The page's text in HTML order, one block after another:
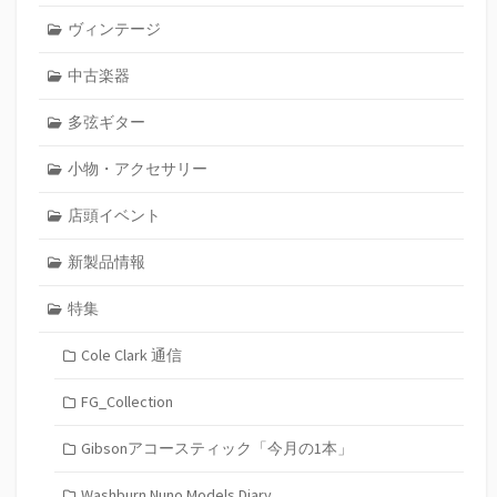
ヴィンテージ
中古楽器
多弦ギター
小物・アクセサリー
店頭イベント
新製品情報
特集
Cole Clark 通信
FG_Collection
Gibsonアコースティック「今月の1本」